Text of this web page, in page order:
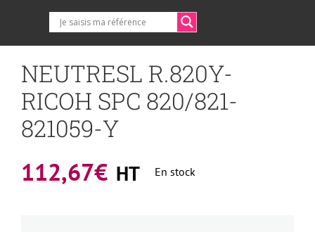
NEUTRESL R.820Y-
RICOH SPC 820/821-
821059-Y
112,67€ HT En stock